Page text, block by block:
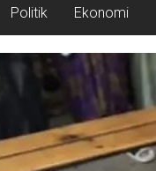
Politik Ekonomi